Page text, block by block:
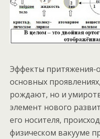
Эффекты притяжения-
основных
рождают, но и
элемент нового
его носителя,
физическом вакууме